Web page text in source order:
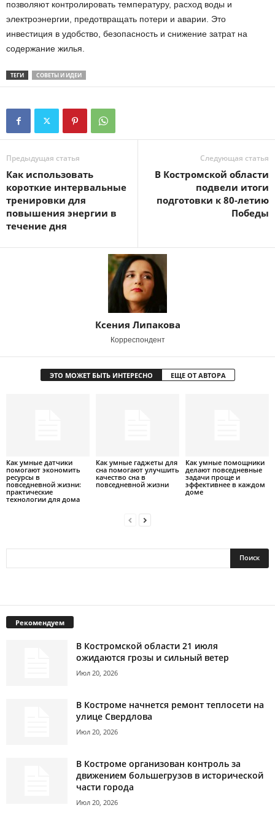
позволяют контролировать температуру, расход воды и
электроэнергии, предотвращать потери и аварии. Это
инвестиция в удобство, безопасность и снижение затрат на
содержание жилья.
ТЕГИ СОВЕТЫ И ИДЕИ
Предыдущая статья
Как использовать
короткие интервальные
тренировки для
повышения энергии в
течение дня
Следующая статья
В Костромской области
подвели итоги
подготовки к 80-летию
Победы
Ксения Липакова
Корреспондент
ЭТО МОЖЕТ БЫТЬ ИНТЕРЕСНО ЕЩЕ ОТ АВТОРА
Как умные датчики
помогают экономить
ресурсы в
повседневной жизни:
практические
технологии для дома
Как умные гаджеты для
сна помогают улучшить
качество сна в
повседневной жизни
Как умные помощники
делают повседневные
задачи проще и
эффективнее в каждом
доме
Рекомендуем
В Костромской области 21 июля
ожидаются грозы и сильный ветер
Июл 20, 2026
В Костроме начнется ремонт теплосети на
улице Свердлова
Июл 20, 2026
В Костроме организован контроль за
движением большегрузов в исторической
части города
Июл 20, 2026